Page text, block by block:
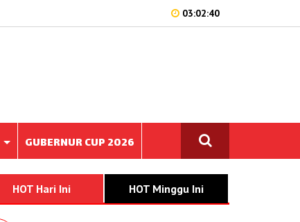
03:02:40
GUBERNUR CUP 2026
HOT Hari Ini HOT Minggu Ini